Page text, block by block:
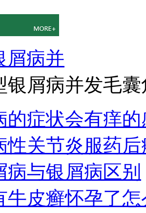
屑病并
银屑病并发毛
的症状会有痒
性关节炎服药
病与银屑病区别
牛皮癣怀孕了怎